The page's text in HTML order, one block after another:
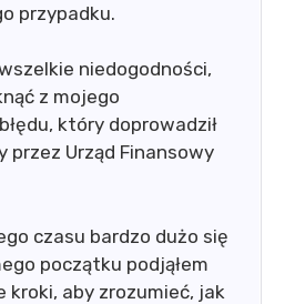
przypadku.
niedogodności,
z mojego
który doprowadził
przez Urząd Finansowy
czasu bardzo dużo się
początku podjąłem
kroki, aby zrozumieć, jak